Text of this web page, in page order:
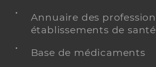
Annuaire des
établissements de santé
Base de médicaments